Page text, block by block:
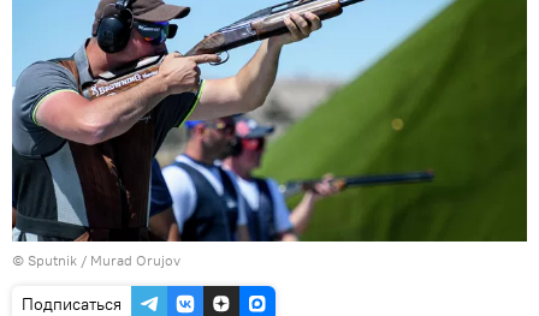
© Sputnik / Murad Orujov
Подписаться